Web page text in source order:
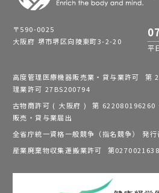
〒590-0025
大阪府 堺市堺区向陵東町3-2-20
平
高度管理医療機器販売業・貸与業許可
理業許可 27BS200794
古物商許可 ( 大阪府 ) 第
販売・貸与業届出
全省庁統一資格一般競争（指名競争） 発
産業廃棄物収集運搬業許可 第